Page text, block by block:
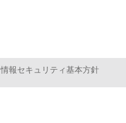
情報セキュリティ基本方針